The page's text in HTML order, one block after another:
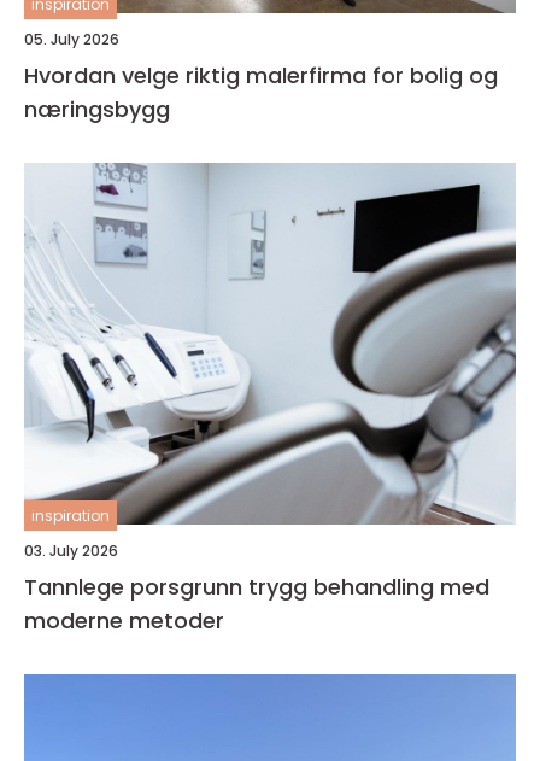
inspiration
05. July 2026
Hvordan velge riktig malerfirma for bolig og
næringsbygg
inspiration
03. July 2026
Tannlege porsgrunn trygg behandling med
moderne metoder